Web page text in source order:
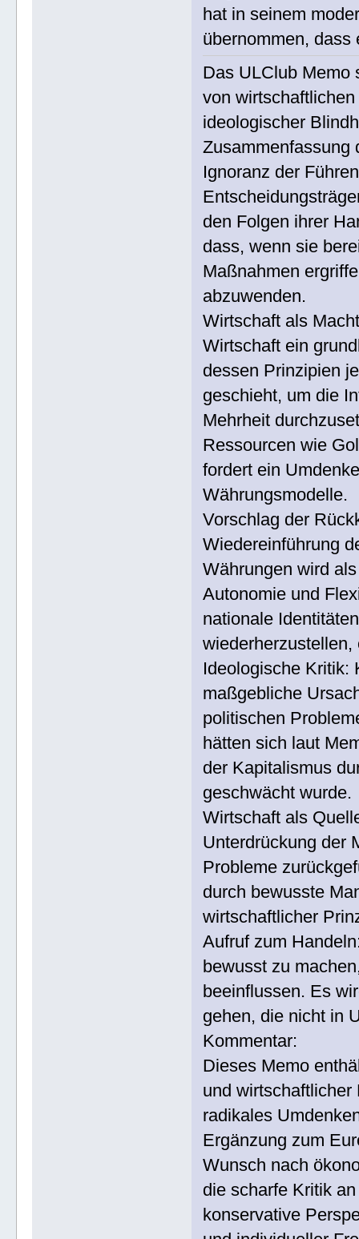
hat in seinem
übernommen, dass
Das ULClub Memo
von
ideologischer
Zusammenfassung
Ignoranz der
den Folgen ihrer
dass, wenn sie
Maßnahmen
abzuwenden.
Wirtschaft als
Wirtschaft ein
dessen Prinzipien
geschieht, um die
Mehrheit
Ressourcen wie
fordert ein
Währungsmodelle.
Vorschlag der
Wiedereinführung
Währungen wird
Autonomie und
nationale
Ideologische Kritik:
maßgebliche
politischen
hätten sich laut
der Kapitalismus
geschwächt wurde.
Wirtschaft als
Unterdrückung der
Probleme
durch bewusste
wirtschaftlicher
Aufruf zum
bewusst zu
beeinflussen. Es
gehen, die nicht in
Kommentar:
Dieses Memo
und
radikales
Ergänzung zum
Wunsch nach
die scharfe Kritik
konservative